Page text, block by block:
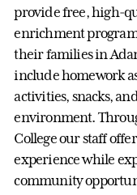
provide free,
enrichment
their families in
include homework
activities, snacks,
environment.
College our staff
experience while
community